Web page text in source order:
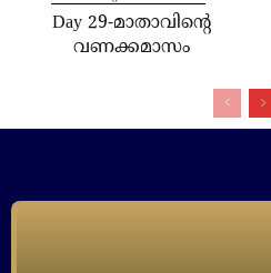
Day 29-മാതാവിന്റെ
വണക്കമാസം